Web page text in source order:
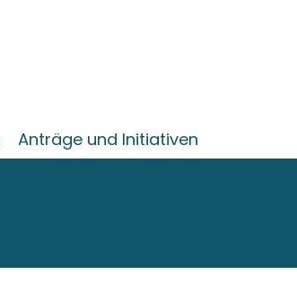
Anträge und Initiativen